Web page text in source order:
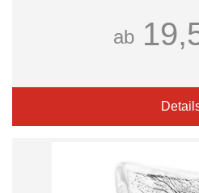
ab